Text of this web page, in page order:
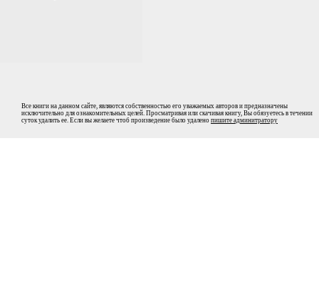
Все книги на данном сайте, являются собственностью его уважаемых авторов и предназначены
исключительно для ознакомительных целей. Просматривая или скачивая книгу, Вы обязуетесь в течении
суток удалить ее. Если вы желаете чтоб произведение было удалено пишите админитратору